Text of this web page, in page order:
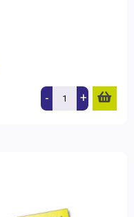
- +